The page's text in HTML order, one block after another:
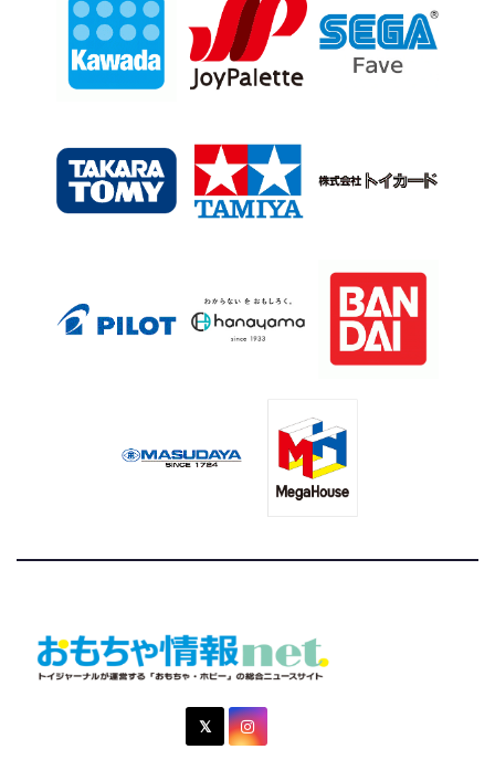
おもちゃ情報net.
トイジャーナルが運営する「おもちゃ・ホビー」の総合ニュ